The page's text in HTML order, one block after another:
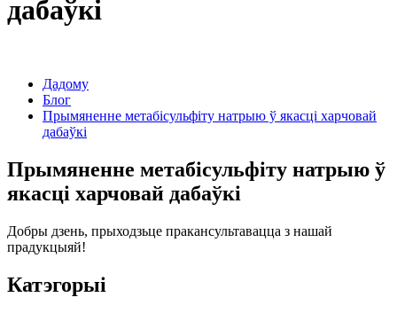
дабаўкі
Дадому
Блог
Прымяненне метабісульфіту натрыю ў якасці харчовай
дабаўкі
Прымяненне метабісульфіту натрыю ў
якасці харчовай дабаўкі
Добры дзень, прыходзьце пракансультавацца з нашай
прадукцыяй!
Катэгорыі